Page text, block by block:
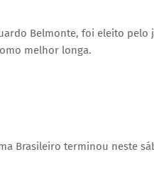
Belmonte, foi eleito
melhor longa.
Brasileiro terminou neste